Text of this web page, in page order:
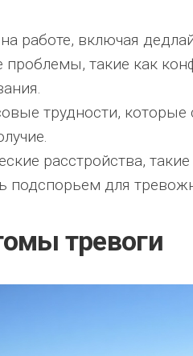
работе, включая
такие как
трудности, которые
расстройства,
подспорьем для
тревоги